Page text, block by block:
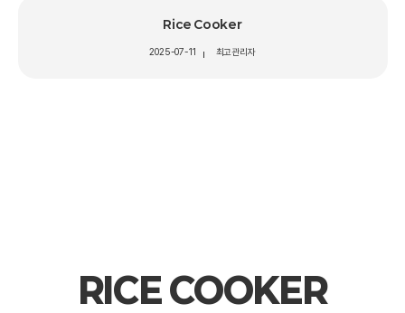
Rice Cooker
2025-07-11 최고관리자
RICE COOKER